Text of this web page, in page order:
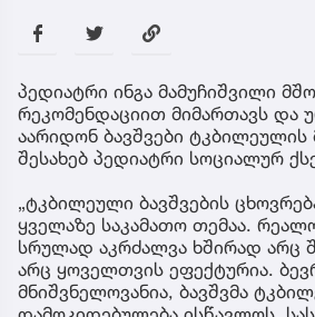
პედიატრი ინგა მამუჩიშვილი
რეკომენდაციით მიმართავს და
აარიდონ ბავშვები ტკბილეულის
შესახებ პედიატრი სოციალურ
„ტკბილეული ბავშვების
ყველაზე საკამათო თემაა.
სრულად აკრძალვა ხშირად არც
არც ყოველთვის ეფექტურია.
მნიშვნელოვანია, ბავშვმა